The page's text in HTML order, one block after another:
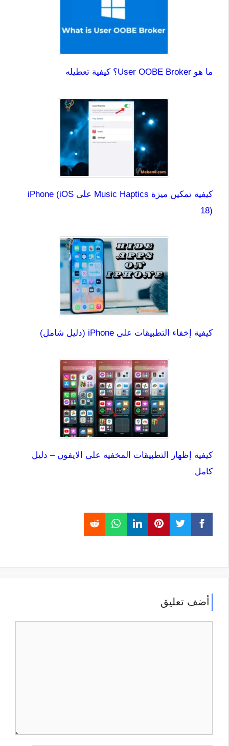
ما هو User OOBE Broker؟ كيفية تعطيله
كيفية تمكين ميزة Music Haptics على iPhone (iOS
18)
كيفية إخفاء التطبيقات على iPhone (دليل شامل)
كيفية إظهار التطبيقات المخفية على الايفون – دليل
كامل
أضف تعليق